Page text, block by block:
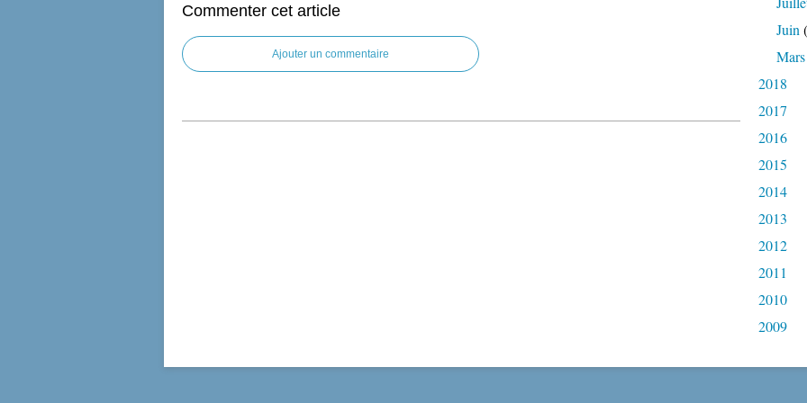
Commenter cet article
Ajouter un commentaire
Juin
Mars
2018
2017
2016
2015
2014
2013
2012
2011
2010
2009